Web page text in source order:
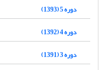
دوره 5 (1393)
دوره 4 (1392)
دوره 3 (1391)